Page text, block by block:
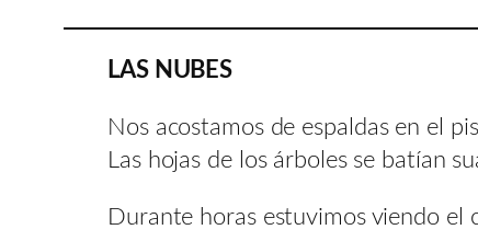
LAS NUBES
Nos acostamos de espaldas en el
Las hojas de los árboles se batían
Durante horas estuvimos viendo el